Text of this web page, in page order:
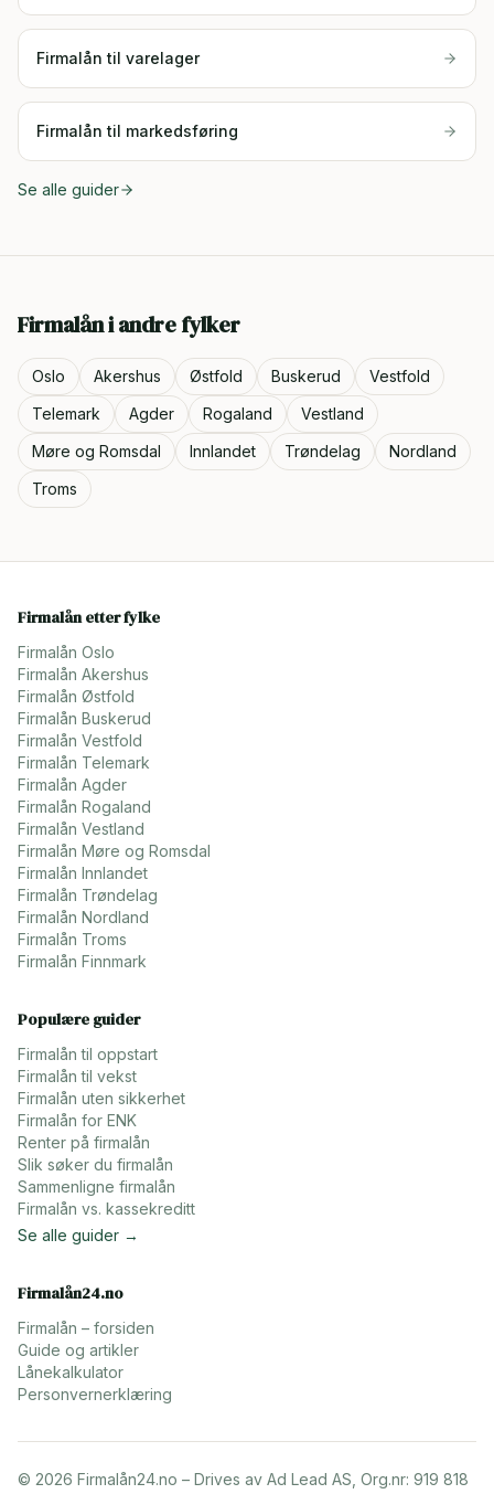
Firmalån til varelager
Firmalån til markedsføring
Se alle guider
Firmalån i andre fylker
Oslo Akershus Østfold Buskerud
Vestfold
Telemark
Agder Rogaland
Vestland
Møre og Romsdal
Innlandet Trøndelag
Nordland
Troms
Firmalån etter fylke
Firmalån Oslo
Firmalån Akershus
Firmalån Østfold
Firmalån Buskerud
Firmalån Vestfold
Firmalån Telemark
Firmalån Agder
Firmalån Rogaland
Firmalån Vestland
Firmalån Møre og Romsdal
Firmalån Innlandet
Firmalån Trøndelag
Firmalån Nordland
Firmalån Troms
Firmalån Finnmark
Populære guider
Firmalån til oppstart
Firmalån til vekst
Firmalån uten sikkerhet
Firmalån for ENK
Renter på firmalån
Slik søker du firmalån
Sammenligne firmalån
Firmalån vs. kassekreditt
Se alle guider →
Firmalån24.no
Firmalån – forsiden
Guide og artikler
Lånekalkulator
Personvernerklæring
© 2026 Firmalån24.no – Drives av Ad Lead AS, Org.nr: 919 818